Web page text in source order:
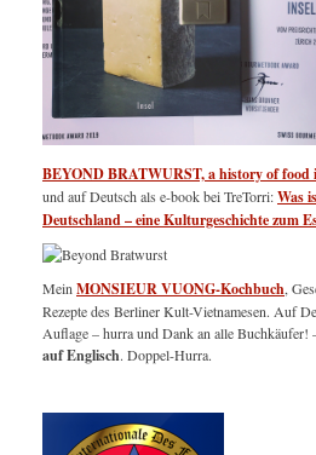
BEYOND BRATWURST, a history of food
und auf Deutsch als e-book bei TreTorri:Was
Deutschland – eine Kulturgeschichte zum
Mein MONSIEUR VUONG-Kochbuch ,
Rezepte des Berliner Kult-Vietnamesen. Auf
Auflage – hurra und Dank an alle Buchkäufer!
auf Englisch. Doppel-Hurra.